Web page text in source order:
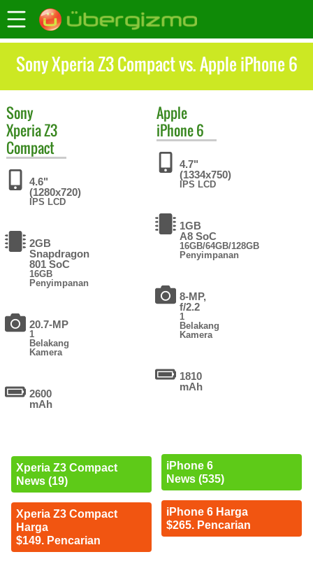
Sony Xperia Z3 Compact vs. Apple iPhone 6
Sony
Xperia Z3
Compact
4.6"
(1280x720)
IPS LCD
2GB
Snapdragon
801 SoC
16GB
Penyimpanan
20.7-MP
1
Belakang
Kamera
2600
mAh
Xperia Z3 Compact
News (19)
Xperia Z3 Compact
Harga
$149. Pencarian
Apple
iPhone 6
4.7"
(1334x750)
IPS LCD
1GB
A8 SoC
16GB/64GB/128GB
Penyimpanan
8-MP,
f/2.2
1
Belakang
Kamera
1810
mAh
iPhone 6
News (535)
iPhone 6 Harga
$265. Pencarian